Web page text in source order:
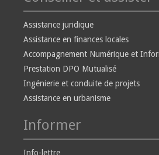
Assistance juridique
Assistance en finances locales
Accompagnement Numérique et
Prestation DPO Mutualisé
Ingénierie et conduite de projets
Assistance en urbanisme
Informer
Info-lettre